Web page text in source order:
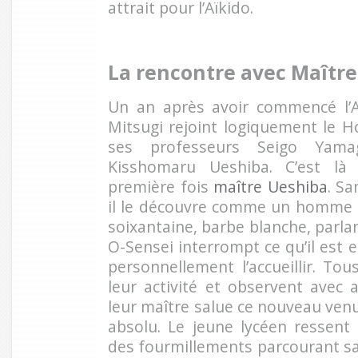
attrait pour l’Aïkido.
La rencontre avec
Un an après avoir commencé
Mitsugi rejoint logiquement le
ses professeurs Seigo
Kisshomaru Ueshiba. C’est
première fois maître Ueshiba.
il le découvre comme un
soixantaine, barbe blanche,
O-Sensei interrompt ce qu’il est
personnellement l’accueillir.
leur activité et observent avec
leur maître salue ce nouveau
absolu. Le jeune lycéen
des fourmillements parcourant